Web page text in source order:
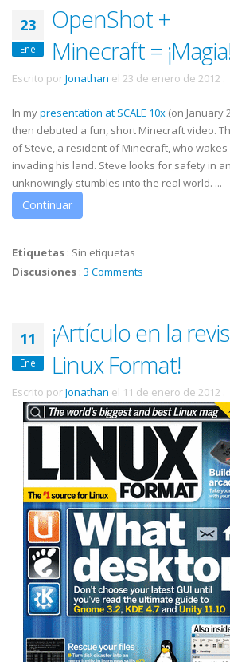
23
Ene
OpenShot +
Minecraft =
Escrito porJonathan el 23 de enero de 2012 .
In mypresentation at SCALE 10x (on January
then debuted a fun, short Minecraft video.
of Steve, a resident of Minecraft, who
invading his land. Steve looks for safety in
unknowingly stumbles into the real world. ...
Continuar
Etiquetas : Sin etiquetas
Discusiones : 3 Comments
11
Ene
¡Artículo en la
Linux Format!
Escrito porJonathan el 11 de enero de 2012 .